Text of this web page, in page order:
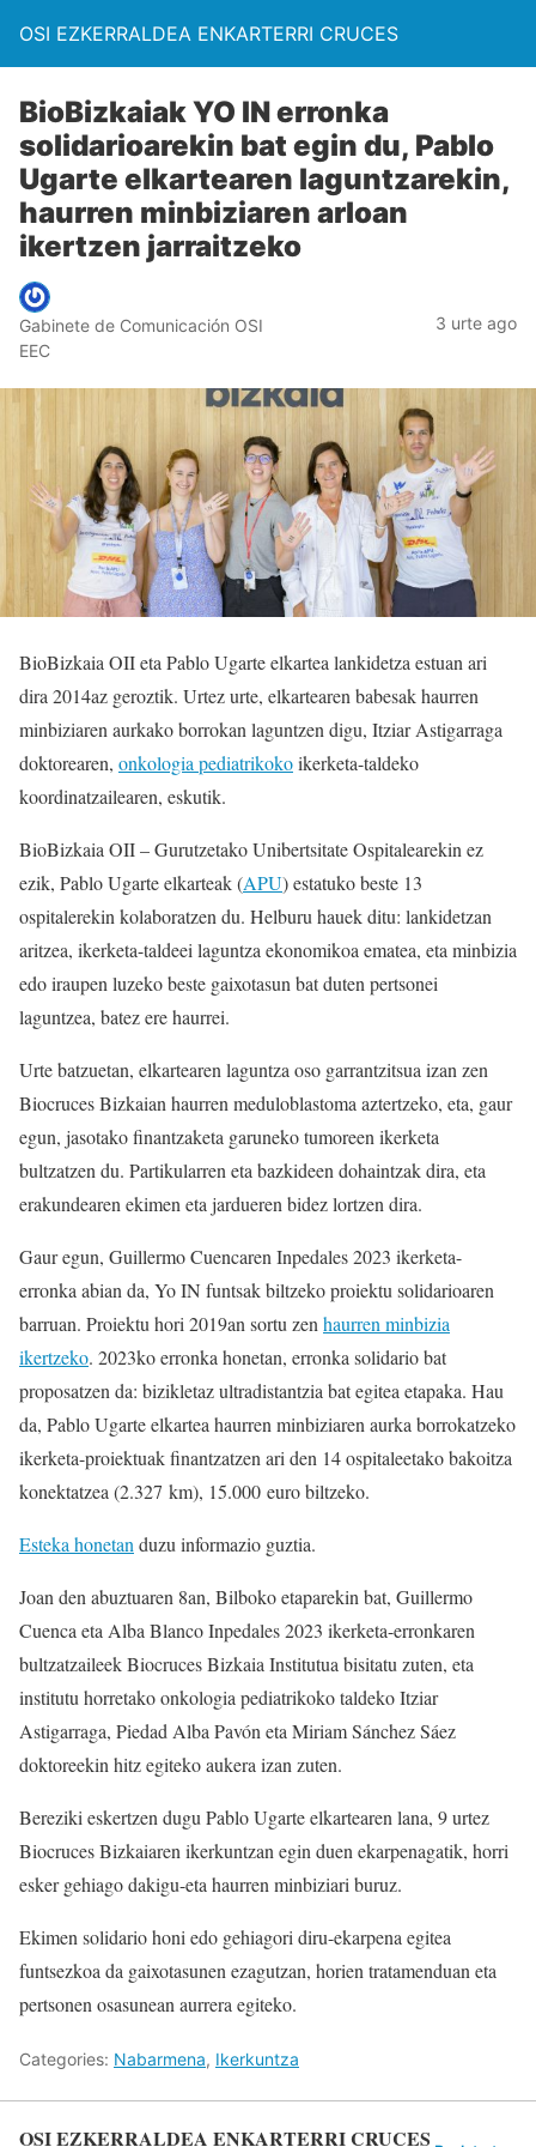
OSI EZKERRALDEA ENKARTERRI CRUCES
BioBizkaiak YO IN erronka
solidarioarekin bat egin du, Pablo
Ugarte elkartearen laguntzarekin,
haurren minbiziaren arloan
ikertzen jarraitzeko
Gabinete de Comunicación OSI
EEC
3 urte ago
BioBizkaia OII eta Pablo Ugarte elkartea lankidetza estuan ari
dira 2014az geroztik. Urtez urte, elkartearen babesak haurren
minbiziaren aurkako borrokan laguntzen digu, Itziar Astigarraga
doktorearen, onkologia pediatrikokoikerketa-taldeko
koordinatzailearen, eskutik.
BioBizkaia OII – Gurutzetako Unibertsitate Ospitalearekin ez
ezik, Pablo Ugarte elkarteak (APU) estatuko beste 13
ospitalerekin kolaboratzen du. Helburu hauek ditu: lankidetzan
aritzea, ikerketa-taldeei laguntza ekonomikoa ematea, eta minbizia
edo iraupen luzeko beste gaixotasun bat duten pertsonei
laguntzea, batez ere haurrei.
Urte batzuetan, elkartearen laguntza oso garrantzitsua izan zen
Biocruces Bizkaian haurren meduloblastoma aztertzeko, eta, gaur
egun, jasotako finantzaketa garuneko tumoreen ikerketa
bultzatzen du. Partikularren eta bazkideen dohaintzak dira, eta
erakundearen ekimen eta jardueren bidez lortzen dira.
Gaur egun, Guillermo Cuencaren Inpedales 2023 ikerketa-
erronka abian da, Yo IN funtsak biltzeko proiektu solidarioaren
barruan. Proiektu hori 2019an sortu zen haurren minbizia
ikertzeko. 2023ko erronka honetan, erronka solidario bat
proposatzen da: bizikletaz ultradistantzia bat egitea etapaka. Hau
da, Pablo Ugarte elkartea haurren minbiziaren aurka borrokatzeko
ikerketa-proiektuak finantzatzen ari den 14 ospitaleetako bakoitza
konektatzea (2.327 km), 15.000 euro biltzeko.
Esteka honetan duzu informazio guztia.
Joan den abuztuaren 8an, Bilboko etaparekin bat, Guillermo
Cuenca eta Alba Blanco Inpedales 2023 ikerketa-erronkaren
bultzatzaileek Biocruces Bizkaia Institutua bisitatu zuten, eta
institutu horretako onkologia pediatrikoko taldeko Itziar
Astigarraga, Piedad Alba Pavón eta Miriam Sánchez Sáez
doktoreekin hitz egiteko aukera izan zuten.
Bereziki eskertzen dugu Pablo Ugarte elkartearen lana, 9 urtez
Biocruces Bizkaiaren ikerkuntzan egin duen ekarpenagatik, horri
esker gehiago dakigu-eta haurren minbiziari buruz.
Ekimen solidario honi edo gehiagori diru-ekarpena egitea
funtsezkoa da gaixotasunen ezagutzan, horien tratamenduan eta
pertsonen osasunean aurrera egiteko.
Categories: Nabarmena, Ikerkuntza
OSI EZKERRALDEA ENKARTERRI CRUCES